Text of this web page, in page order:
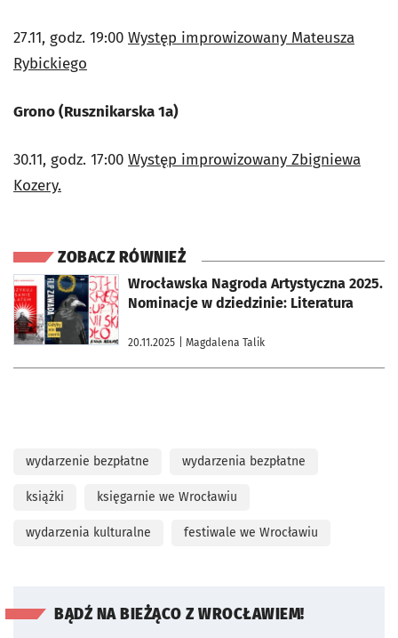
27.11, godz. 19:00 Występ improwizowany Mateusza
Rybickiego
Grono (Rusznikarska 1a)
30.11, godz. 17:00 Występ improwizowany Zbigniewa
Kozery.
ZOBACZ RÓWNIEŻ
Wrocławska Nagroda Artystyczna 2025.
Nominacje w dziedzinie: Literatura
20.11.2025 | Magdalena Talik
otworzy się w nowej karcie
wydarzenie bezpłatne wydarzenia bezpłatne
książki księgarnie we Wrocławiu
wydarzenia kulturalne festiwale we Wrocławiu
BĄDŹ NA BIEŻĄCO Z WROCŁAWIEM!